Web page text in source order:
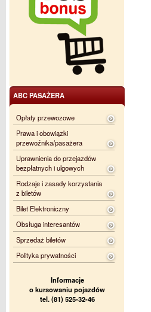
ABC PASAŻERA
Opłaty przewozowe
Prawa i obowiązki
przewoźnika/pasażera
Uprawnienia do przejazdów
bezpłatnych i ulgowych
Rodzaje i zasady korzystania
z biletów
Bilet Elektroniczny
Obsługa interesantów
Sprzedaż biletów
Polityka prywatności
Informacje
o kursowaniu pojazdów
tel. (81) 525-32-46